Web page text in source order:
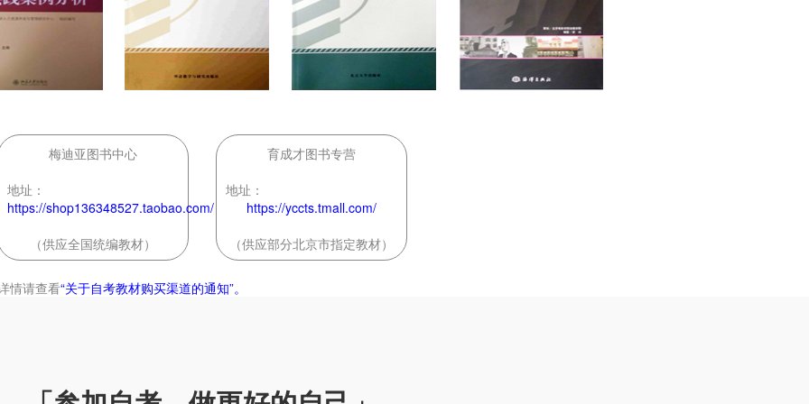
梅迪亚图书中心
地址：
https://shop136348527.taobao.com/
（供应全国统编教材）
育成才图书专营
地址：
https://yccts.tmall.com/
（供应部分北京市指定教材）
情请查看“关于自考教材购买渠道的通知”。